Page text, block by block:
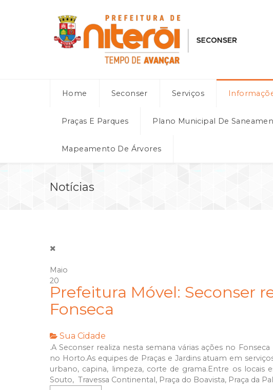
Home Seconser Serviços
Praças E Parques Plano Municipal De
Mapeamento De Árvores
Notícias
Maio
20
Prefeitura Móvel: Seconser
Fonseca
Sua Cidade
.A Seconser realiza nesta semana várias ações no
no Horto.As equipes de Praças e Jardins atuam em
urbano, capina, limpeza, corte de grama.Entre os locais
Souto, Travessa Continental, Praça do Boavista, Praça da